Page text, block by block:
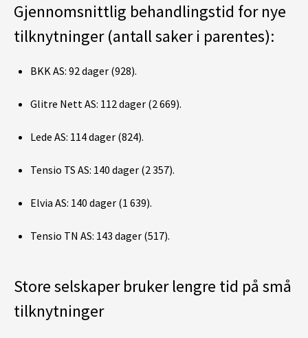
Gjennomsnittlig behandlingstid for nye
tilknytninger (antall saker i parentes):
BKK AS: 92 dager (928).
Glitre Nett AS: 112 dager (2 669).
Lede AS: 114 dager (824).
Tensio TS AS: 140 dager (2 357).
Elvia AS: 140 dager (1 639).
Tensio TN AS: 143 dager (517).
Store selskaper bruker lengre tid på små
tilknytninger